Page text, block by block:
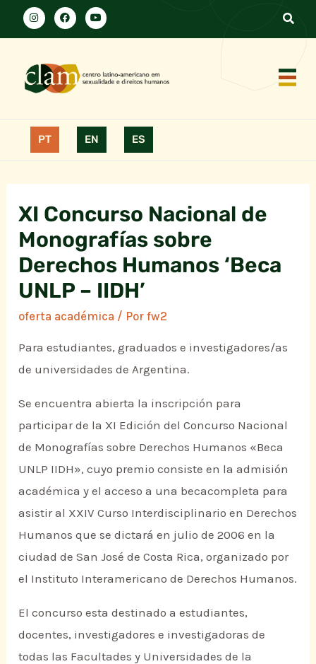
PT EN ES
XI Concurso Nacional de
Monografías sobre
Derechos Humanos ‘Beca
UNLP – IIDH’
oferta académica / Porfw2
Para estudiantes, graduados e investigadores/as
de universidades de Argentina.
Se encuentra abierta la inscripción para
participar de la XI Edición del Concurso Nacional
de Monografías sobre Derechos Humanos «Beca
UNLP IIDH», cuyo premio consiste en la admisión
académica y el acceso a una becacompleta para
asistir al XXIV Curso Interdisciplinario en Derechos
Humanos que se dictará en julio de 2006 en la
ciudad de San José de Costa Rica, organizado por
el Instituto Interamericano de Derechos Humanos.
El concurso esta destinado a estudiantes,
docentes, investigadores e investigadoras de
todas las Facultades y Universidades de la